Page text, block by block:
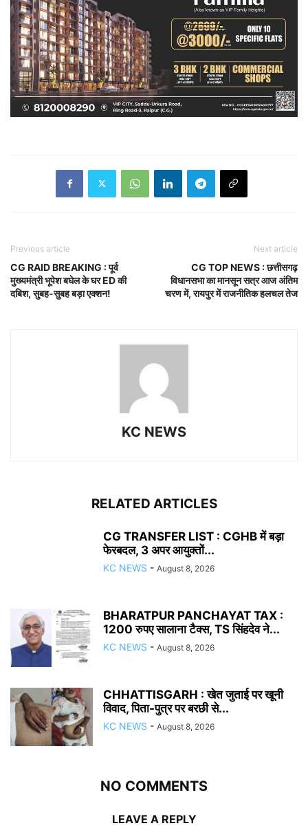
Previous article
CG RAID BREAKING : पूर्व
मुख्यमंत्री भूपेश बघेल के घर ED की
दबिश, सुबह-सुबह बड़ा एक्शन!
Next article
CG TOP NEWS : छत्तीसगढ़
विधानसभा का मानसून सत्र आज अंतिम
चरण में, रायपुर में राजनीतिक हलचल तेज
KC NEWS
RELATED ARTICLES
CG TRANSFER LIST : CGHB में बड़ा
फेरबदल, 3 अपर आयुक्तों...
KC NEWS - August 8, 2026
BHARATPUR PANCHAYAT TAX :
1200 रुपए सालाना टैक्स, TS सिंहदेव ने...
KC NEWS - August 8, 2026
CHHATTISGARH : खेत जुताई पर खूनी
विवाद, पिता-पुत्र पर बरछी से...
KC NEWS - August 8, 2026
NO COMMENTS
LEAVE A REPLY